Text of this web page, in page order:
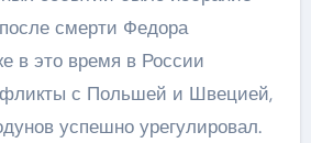
смерти Федора
в это время в России
с Польшей и Швецией,
успешно урегулировал.